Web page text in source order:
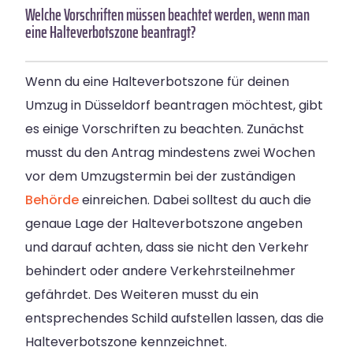
Welche Vorschriften müssen beachtet werden, wenn man
eine Halteverbotszone beantragt?
Wenn du eine Halteverbotszone für deinen
Umzug in Düsseldorf beantragen möchtest, gibt
es einige Vorschriften zu beachten. Zunächst
musst du den Antrag mindestens zwei Wochen
vor dem Umzugstermin bei der zuständigen
Behördeeinreichen. Dabei solltest du auch die
genaue Lage der Halteverbotszone angeben
und darauf achten, dass sie nicht den Verkehr
behindert oder andere Verkehrsteilnehmer
gefährdet. Des Weiteren musst du ein
entsprechendes Schild aufstellen lassen, das die
Halteverbotszone kennzeichnet.